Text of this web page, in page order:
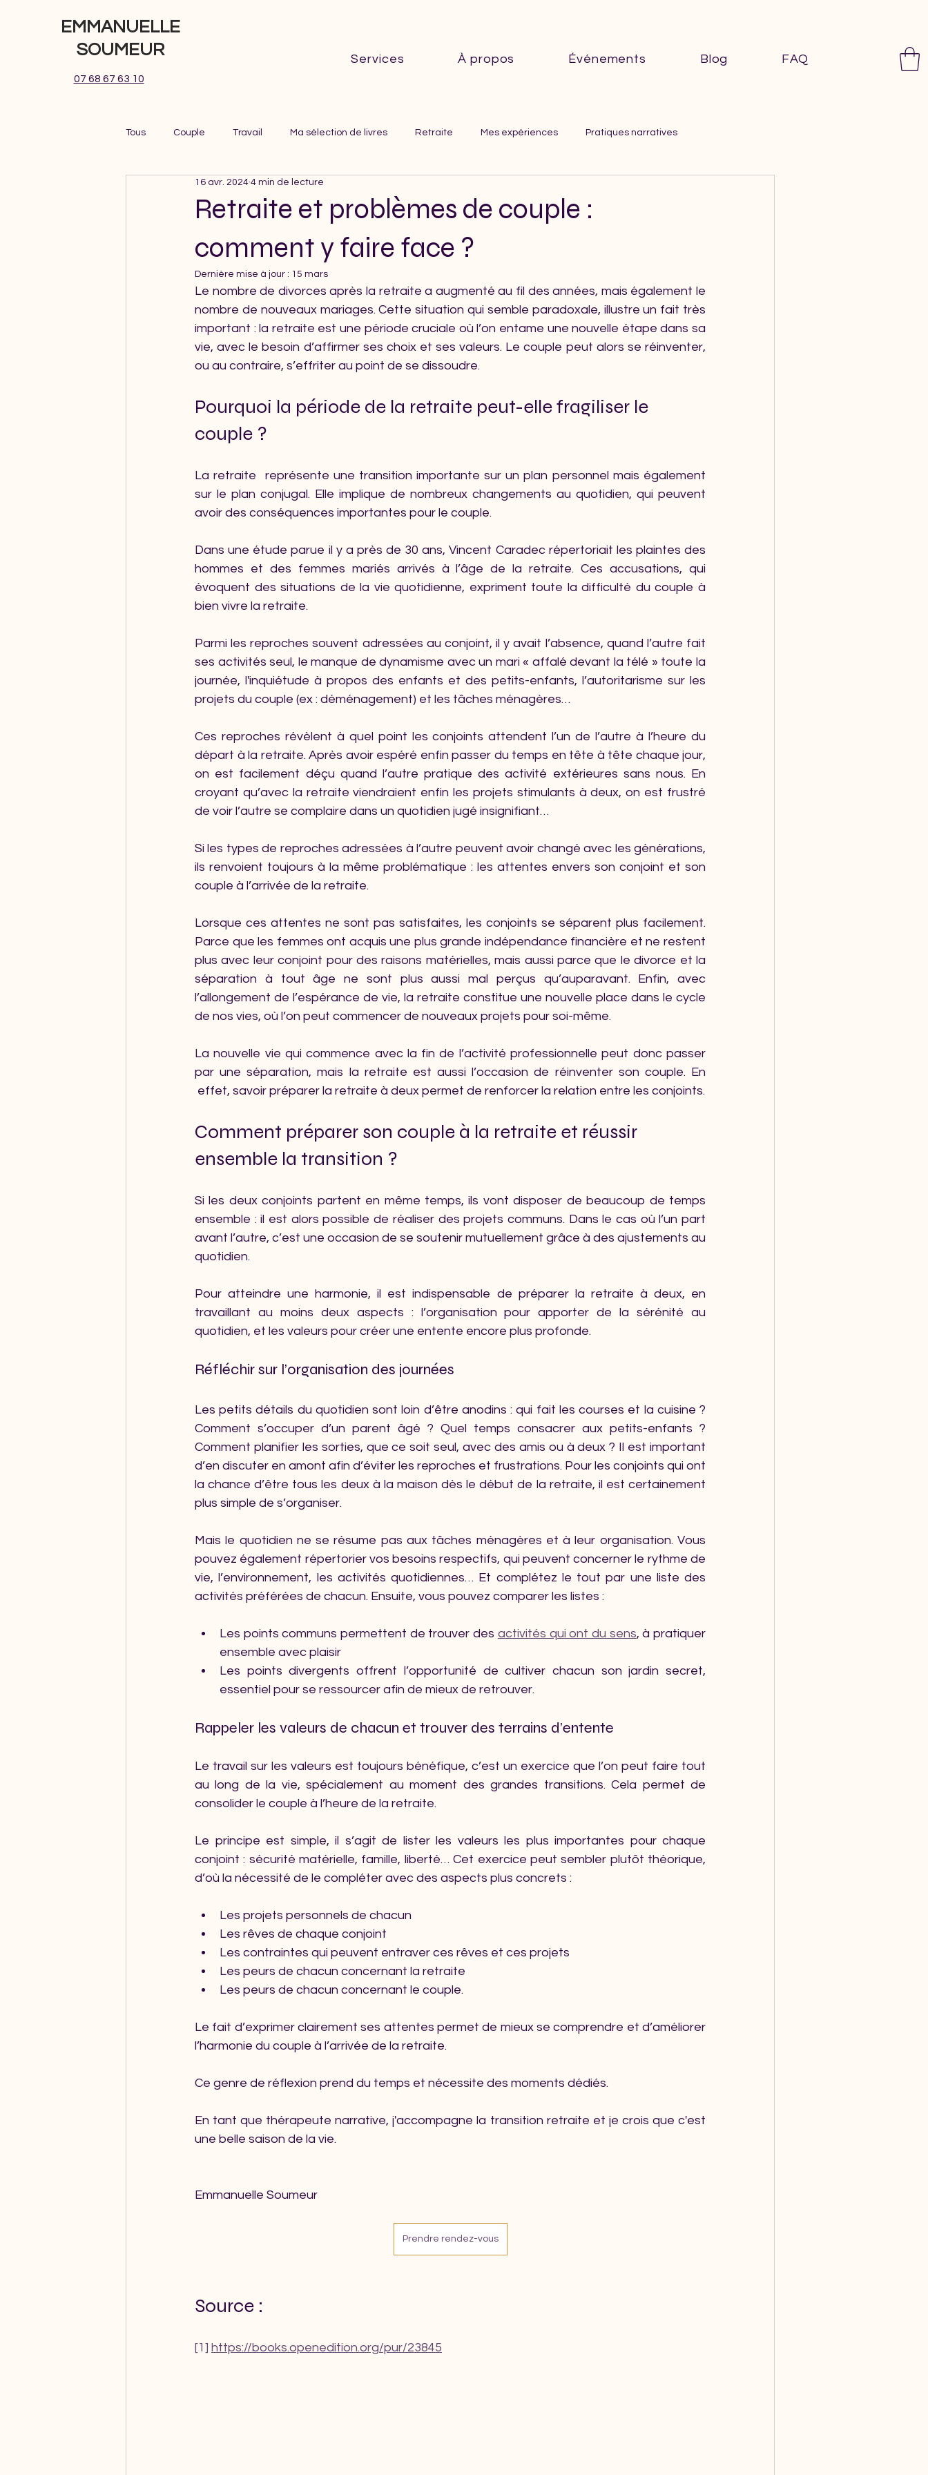
EMMANUELLE
SOUMEUR
07 68 67 63 10
Services À propos Événements Blog FAQ
Tous Couple Travail Ma sélection de livres Retraite Mes expériences Pratiques narratives
Retraite et problèmes de couple :
comment y faire face ?
16 avr. 2024 4 min de lecture
Dernière mise à jour : 15 mars
Le nombre de divorces après la retraite a augmenté au fil des années, mais également le
nombre de nouveaux mariages. Cette situation qui semble paradoxale, illustre un fait très
important : la retraite est une période cruciale où l’on entame une nouvelle étape dans sa
vie, avec le besoin d’affirmer ses choix et ses valeurs. Le couple peut alors se réinventer,
ou au contraire, s’effriter au point de se dissoudre.
Pourquoi la période de la retraite peut-elle fragiliser le
couple ?
La retraite  représente une transition importante sur un plan personnel mais également
sur le plan conjugal. Elle implique de nombreux changements au quotidien, qui peuvent
avoir des conséquences importantes pour le couple.
Dans une étude parue il y a près de 30 ans, Vincent Caradec répertoriait les plaintes des
hommes et des femmes mariés arrivés à l’âge de la retraite. Ces accusations, qui
évoquent des situations de la vie quotidienne, expriment toute la difficulté du couple à
bien vivre la retraite.
Parmi les reproches souvent adressées au conjoint, il y avait l’absence, quand l’autre fait
ses activités seul, le manque de dynamisme avec un mari « affalé devant la télé » toute la
journée, l'inquiétude à propos des enfants et des petits-enfants, l’autoritarisme sur les
projets du couple (ex : déménagement) et les tâches ménagères…
Ces reproches révèlent à quel point les conjoints attendent l’un de l’autre à l’heure du
départ à la retraite. Après avoir espéré enfin passer du temps en tête à tête chaque jour,
on est facilement déçu quand l’autre pratique des activité extérieures sans nous. En
croyant qu’avec la retraite viendraient enfin les projets stimulants à deux, on est frustré
de voir l’autre se complaire dans un quotidien jugé insignifiant…
Si les types de reproches adressées à l’autre peuvent avoir changé avec les générations,
ils renvoient toujours à la même problématique : les attentes envers son conjoint et son
couple à l’arrivée de la retraite.
Lorsque ces attentes ne sont pas satisfaites, les conjoints se séparent plus facilement.
Parce que les femmes ont acquis une plus grande indépendance financière et ne restent
plus avec leur conjoint pour des raisons matérielles, mais aussi parce que le divorce et la
séparation à tout âge ne sont plus aussi mal perçus qu’auparavant. Enfin, avec
l’allongement de l’espérance de vie, la retraite constitue une nouvelle place dans le cycle
de nos vies, où l’on peut commencer de nouveaux projets pour soi-même.
La nouvelle vie qui commence avec la fin de l’activité professionnelle peut donc passer
par une séparation, mais la retraite est aussi l’occasion de réinventer son couple. En
effet, savoir préparer la retraite à deux permet de renforcer la relation entre les conjoints.
Comment préparer son couple à la retraite et réussir
ensemble la transition ?
Si les deux conjoints partent en même temps, ils vont disposer de beaucoup de temps
ensemble : il est alors possible de réaliser des projets communs. Dans le cas où l’un part
avant l’autre, c’est une occasion de se soutenir mutuellement grâce à des ajustements au
quotidien.
Pour atteindre une harmonie, il est indispensable de préparer la retraite à deux, en
travaillant au moins deux aspects : l’organisation pour apporter de la sérénité au
quotidien, et les valeurs pour créer une entente encore plus profonde.
Réfléchir sur l’organisation des journées
Les petits détails du quotidien sont loin d’être anodins : qui fait les courses et la cuisine ?
Comment s’occuper d’un parent âgé ? Quel temps consacrer aux petits-enfants ?
Comment planifier les sorties, que ce soit seul, avec des amis ou à deux ? Il est important
d’en discuter en amont afin d’éviter les reproches et frustrations. Pour les conjoints qui ont
la chance d’être tous les deux à la maison dès le début de la retraite, il est certainement
plus simple de s’organiser.
Mais le quotidien ne se résume pas aux tâches ménagères et à leur organisation. Vous
pouvez également répertorier vos besoins respectifs, qui peuvent concerner le rythme de
vie, l’environnement, les activités quotidiennes… Et complétez le tout par une liste des
activités préférées de chacun. Ensuite, vous pouvez comparer les listes :
Les points communs permettent de trouver des activités qui ont du sens, à pratiquer
ensemble avec plaisir
Les points divergents offrent l’opportunité de cultiver chacun son jardin secret,
essentiel pour se ressourcer afin de mieux de retrouver.
Rappeler les valeurs de chacun et trouver des terrains d’entente
Le travail sur les valeurs est toujours bénéfique, c’est un exercice que l’on peut faire tout
au long de la vie, spécialement au moment des grandes transitions. Cela permet de
consolider le couple à l’heure de la retraite.
Le principe est simple, il s’agit de lister les valeurs les plus importantes pour chaque
conjoint : sécurité matérielle, famille, liberté… Cet exercice peut sembler plutôt théorique,
d’où la nécessité de le compléter avec des aspects plus concrets :
Les projets personnels de chacun
Les rêves de chaque conjoint
Les contraintes qui peuvent entraver ces rêves et ces projets
Les peurs de chacun concernant la retraite
Les peurs de chacun concernant le couple.
Le fait d’exprimer clairement ses attentes permet de mieux se comprendre et d’améliorer
l’harmonie du couple à l’arrivée de la retraite.
Ce genre de réflexion prend du temps et nécessite des moments dédiés.
En tant que thérapeute narrative, j'accompagne la transition retraite et je crois que c'est
une belle saison de la vie.
Emmanuelle Soumeur
Prendre rendez-vous
Source :
[1] https://books.openedition.org/pur/23845